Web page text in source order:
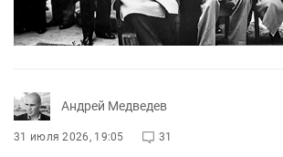
Андрей Медведев
31 июля 2026, 19:05 31